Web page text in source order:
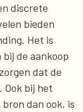
discrete
bieden
Het is
de aankoop
dat de
Ook bij het
dan ook, is